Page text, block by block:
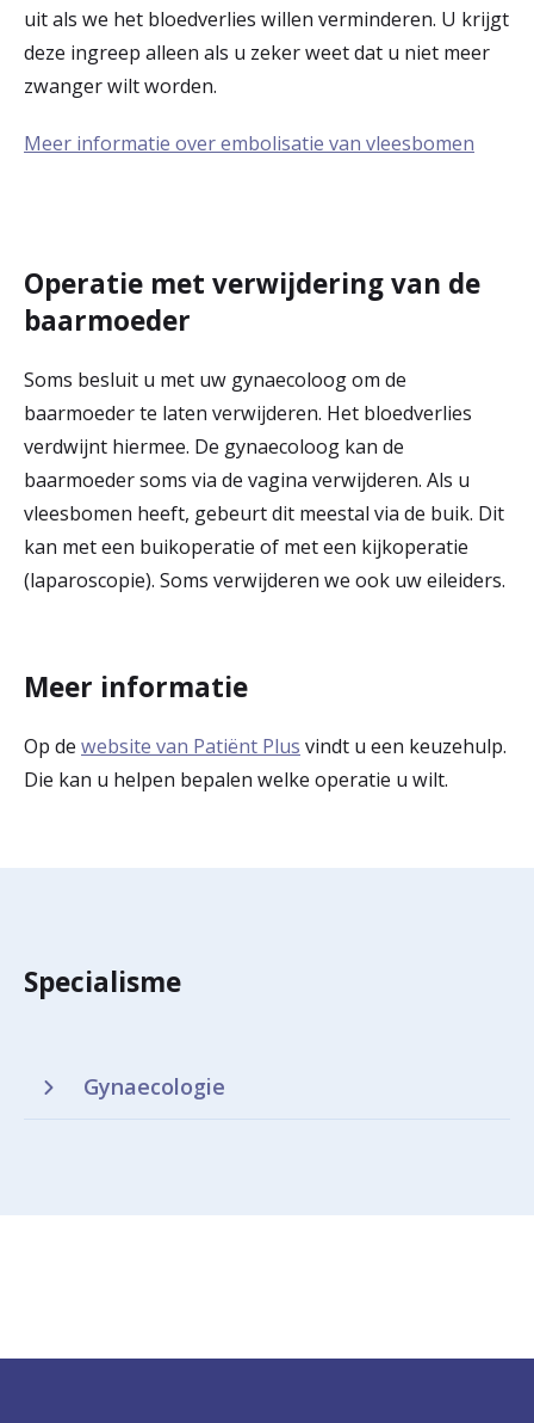
uit als we het bloedverlies willen verminderen. U krijgt
deze ingreep alleen als u zeker weet dat u niet meer
zwanger wilt worden.
Meer informatie over embolisatie van vleesbomen
Operatie met verwijdering van de
baarmoeder
Soms besluit u met uw gynaecoloog om de
baarmoeder te laten verwijderen. Het bloedverlies
verdwijnt hiermee. De gynaecoloog kan de
baarmoeder soms via de vagina verwijderen. Als u
vleesbomen heeft, gebeurt dit meestal via de buik. Dit
kan met een buikoperatie of met een kijkoperatie
(laparoscopie). Soms verwijderen we ook uw eileiders.
Meer informatie
Op de website van Patiënt Plus vindt u een keuzehulp.
Die kan u helpen bepalen welke operatie u wilt.
Specialisme
Gynaecologie